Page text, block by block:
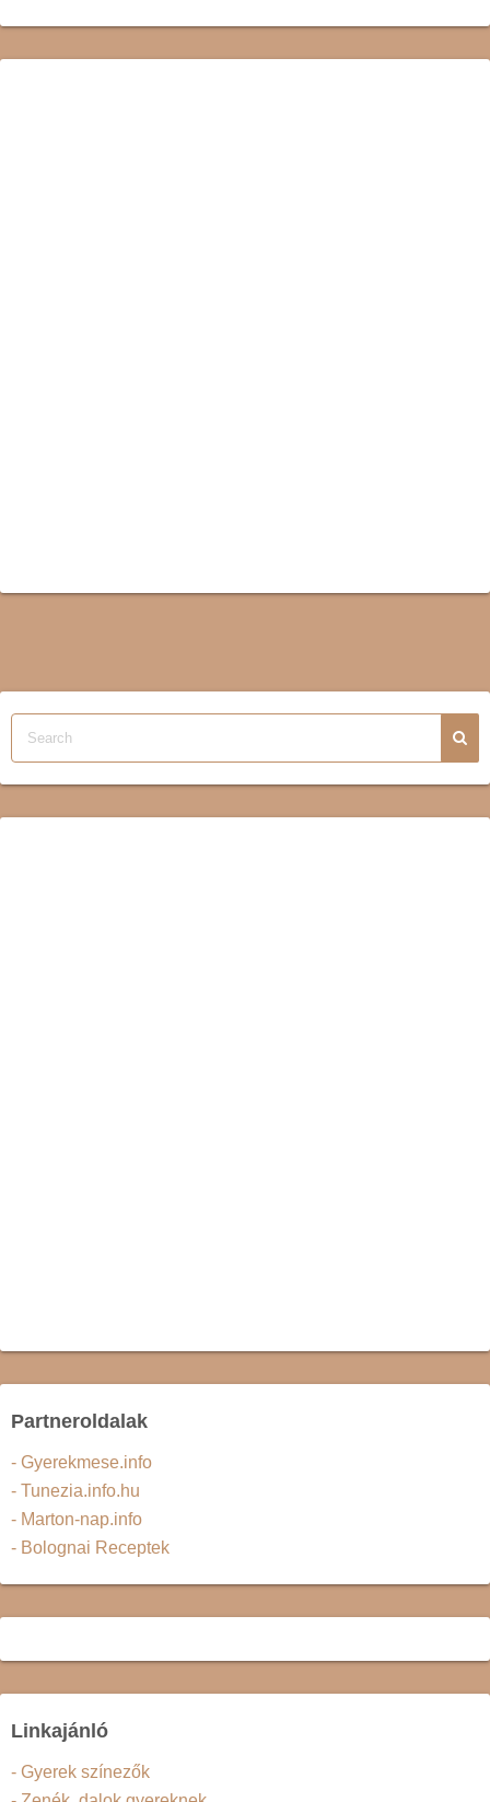
Partneroldalak
- Gyerekmese.info
- Tunezia.info.hu
- Marton-nap.info
- Bolognai Receptek
Linkajánló
- Gyerek színezők